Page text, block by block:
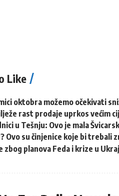
Like
oktobra možemo očekivati
rast prodaje uprkos većim
u Tešnju: Ovo je mala
Ovo su činjenice koje bi trebali
zbog planova Feda i krize u